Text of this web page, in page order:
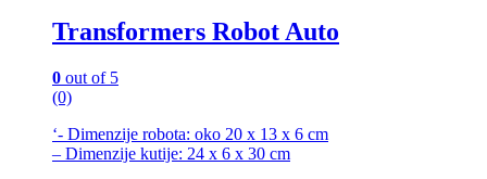
Transformers Robot Auto
0 out of 5
(0)
‘- Dimenzije robota: oko 20 x 13 x 6 cm
– Dimenzije kutije: 24 x 6 x 30 cm